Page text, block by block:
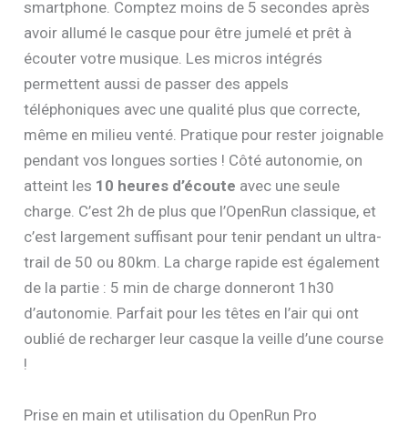
smartphone. Comptez moins de 5 secondes après
avoir allumé le casque pour être jumelé et prêt à
écouter votre musique. Les micros intégrés
permettent aussi de passer des appels
téléphoniques avec une qualité plus que correcte,
même en milieu venté. Pratique pour rester joignable
pendant vos longues sorties ! Côté autonomie, on
atteint les 10 heures d’écoute avec une seule
charge. C’est 2h de plus que l’OpenRun classique, et
c’est largement suffisant pour tenir pendant un ultra-
trail de 50 ou 80km. La charge rapide est également
de la partie : 5 min de charge donneront 1h30
d’autonomie. Parfait pour les têtes en l’air qui ont
oublié de recharger leur casque la veille d’une course
!
Prise en main et utilisation du OpenRun Pro